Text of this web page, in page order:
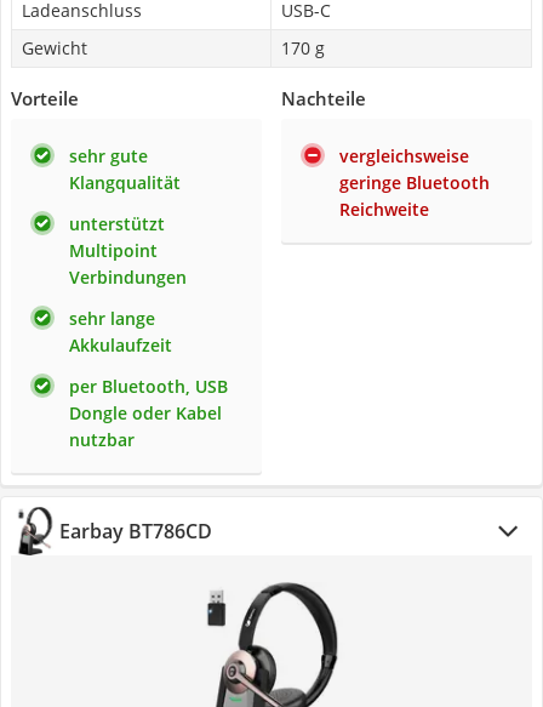
Ladeanschluss
USB-C
Gewicht
170 g
Vorteile
sehr gute
Klangqualität
unterstützt
Multipoint
Verbindungen
sehr lange
Akkulaufzeit
per Bluetooth, USB
Dongle oder Kabel
nutzbar
Nachteile
vergleichsweise
geringe Bluetooth
Reichweite
Earbay BT786CD